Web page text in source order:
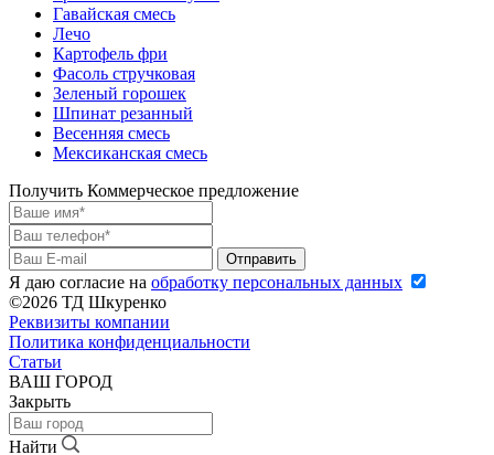
Гавайская смесь
Лечо
Картофель фри
Фасоль стручковая
Зеленый горошек
Шпинат резанный
Весенняя смесь
Мексиканская смесь
Получить Коммерческое предложение
Я даю согласие на обработку персональных данных
©2026 ТД Шкуренко
Реквизиты компании
Политика конфиденциальности
Статьи
ВАШ ГОРОД
Закрыть
Найти